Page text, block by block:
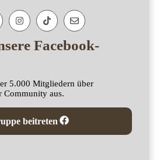
Facebook-
5.000 Mitgliedern über
Community aus.
beitreten